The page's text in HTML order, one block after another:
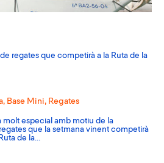
regates que competirà a la Ruta de la
, Base Mini, Regates
molt especial amb motiu de la
que la setmana vinent competirà
de la…